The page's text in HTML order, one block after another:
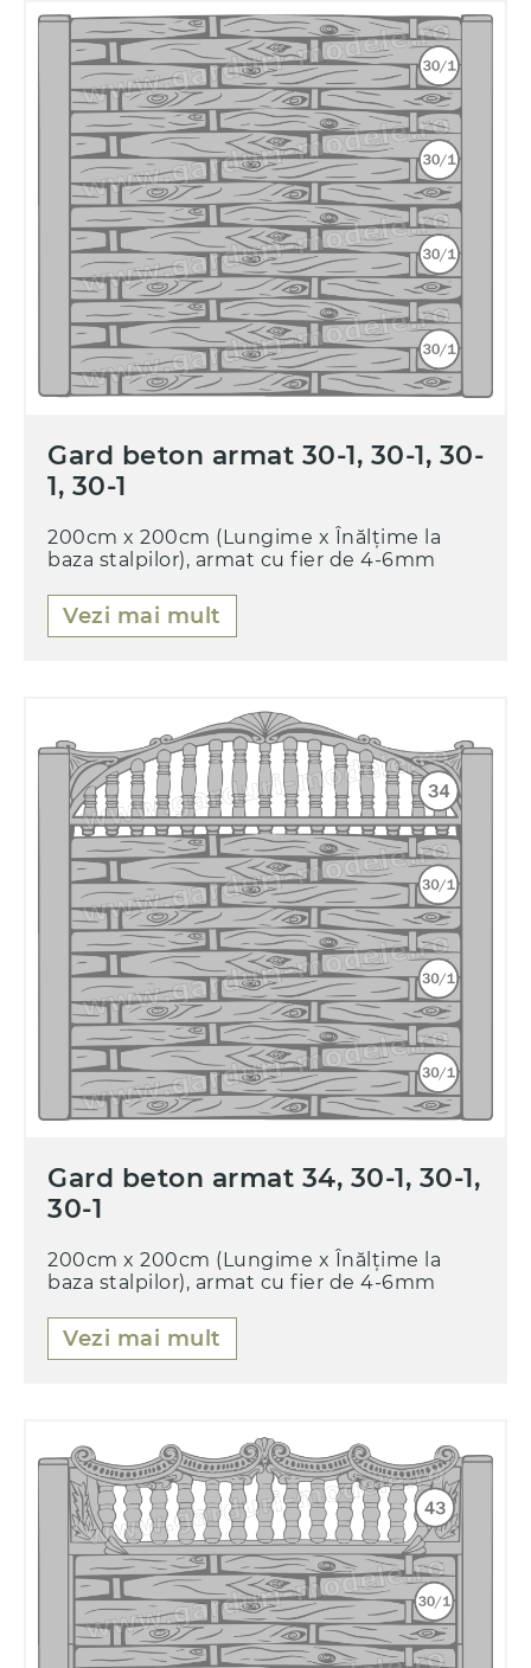
Gard beton armat 30-1, 30-1, 30-
1, 30-1
200cm x 200cm (Lungime x Înălțime la
baza stalpilor), armat cu fier de 4-6mm
Vezi mai mult
Gard beton armat 34, 30-1, 30-1,
30-1
200cm x 200cm (Lungime x Înălțime la
baza stalpilor), armat cu fier de 4-6mm
Vezi mai mult